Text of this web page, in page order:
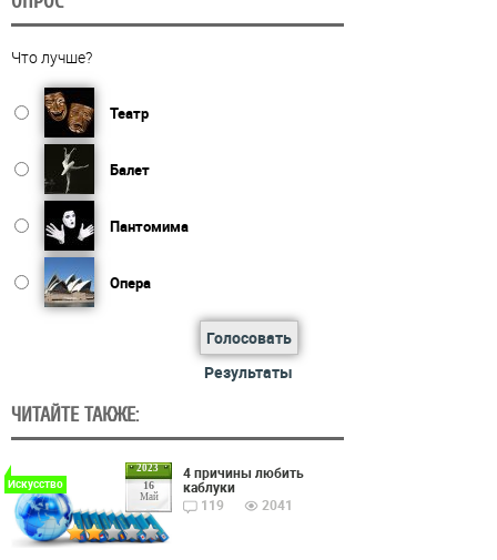
Что лучше?
Театр
Балет
Пантомима
Опера
Голосовать
Результаты
ЧИТАЙТЕ ТАКЖЕ:
2023
16
Май
Искусство
4 причины любить
каблуки
119
2041